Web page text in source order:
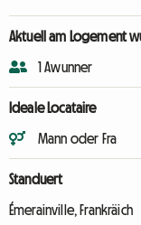
Aktuell am Logement
1 Awunner
Ideale Locataire
Mann oder Fra
Standuert
Émerainville, Frankräich